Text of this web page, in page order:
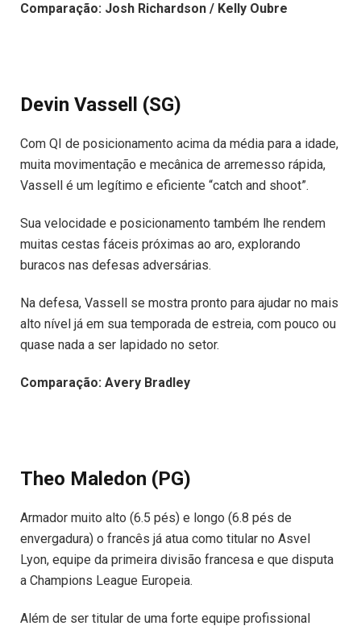
Comparação: Josh Richardson / Kelly Oubre
Devin Vassell (SG)
Com QI de posicionamento acima da média para a idade,
muita movimentação e mecânica de arremesso rápida,
Vassell é um legítimo e eficiente “catch and shoot”.
Sua velocidade e posicionamento também lhe rendem
muitas cestas fáceis próximas ao aro, explorando
buracos nas defesas adversárias.
Na defesa, Vassell se mostra pronto para ajudar no mais
alto nível já em sua temporada de estreia, com pouco ou
quase nada a ser lapidado no setor.
Comparação: Avery Bradley
Theo Maledon (PG)
Armador muito alto (6.5 pés) e longo (6.8 pés de
envergadura) o francês já atua como titular no Asvel
Lyon, equipe da primeira divisão francesa e que disputa
a Champions League Europeia.
Além de ser titular de uma forte equipe profissional